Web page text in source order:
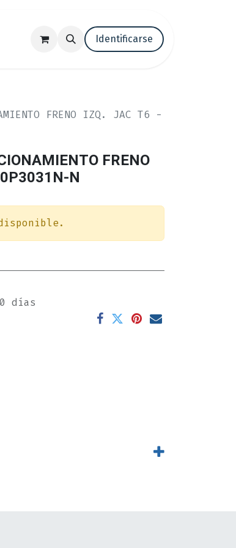
Trabaja con nosotros Blog
Identificarse
FRENO IZQ. JAC T6 -
FRENO
N
días